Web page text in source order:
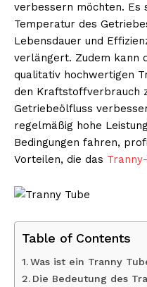
verbessern möchten. Es
Temperatur des
Lebensdauer und
verlängert. Zudem kann
qualitativ hochwertigen
den Kraftstoffverbrauch
Getriebeölfluss
regelmäßig hohe
Bedingungen fahren,
Vorteilen, die das
Table of Contents
Was ist ein Tranny
Die Bedeutung des